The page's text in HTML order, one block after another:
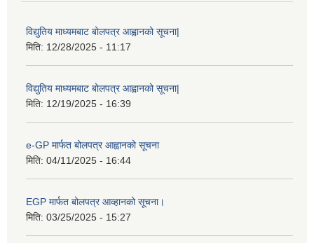
विद्युतिय माध्यमबाट बोलपत्र आह्वानको सूचना|
मिति: 12/28/2025 - 11:17
विद्युतिय माध्यमबाट बोलपत्र आह्वानको सूचना|
मिति: 12/19/2025 - 16:39
e-GP मार्फत बोलपत्र आह्वानको सूचना
मिति: 04/11/2025 - 16:44
EGP मार्फत बोलपत्र आव्हानको सूचना।
मिति: 03/25/2025 - 15:27